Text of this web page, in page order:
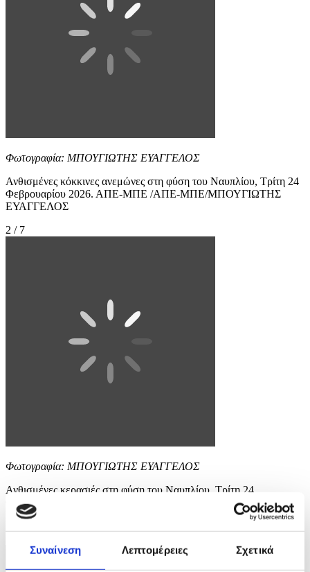
Συναίνεση Λεπτομέρειες Σχετικά
Φωτογραφία: ΜΠΟΥΓΙΩΤΗΣ ΕΥΑΓΓΕΛΟΣ
Ανθισμένες κόκκινες ανεμώνες στη φύση του Ναυπλίου, Τρίτη 24
Φεβρουαρίου 2026. ΑΠΕ-ΜΠΕ /ΑΠΕ-ΜΠΕ/ΜΠΟΥΓΙΩΤΗΣ
ΕΥΑΓΓΕΛΟΣ
2 / 7
Φωτογραφία: ΜΠΟΥΓΙΩΤΗΣ ΕΥΑΓΓΕΛΟΣ
Ανθισμένες κερασιές στη φύση του Ναυπλίου, Τρίτη 24
Φεβρουαρίου 2026. ΑΠΕ-ΜΠΕ /ΑΠΕ-ΜΠΕ/ΜΠΟΥΓΙΩΤΗΣ
ΕΥΑΓΓΕΛΟΣ